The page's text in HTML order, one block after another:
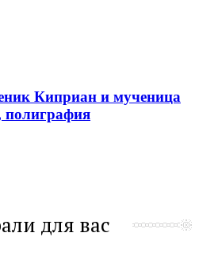
Киприан и мученица
для вас